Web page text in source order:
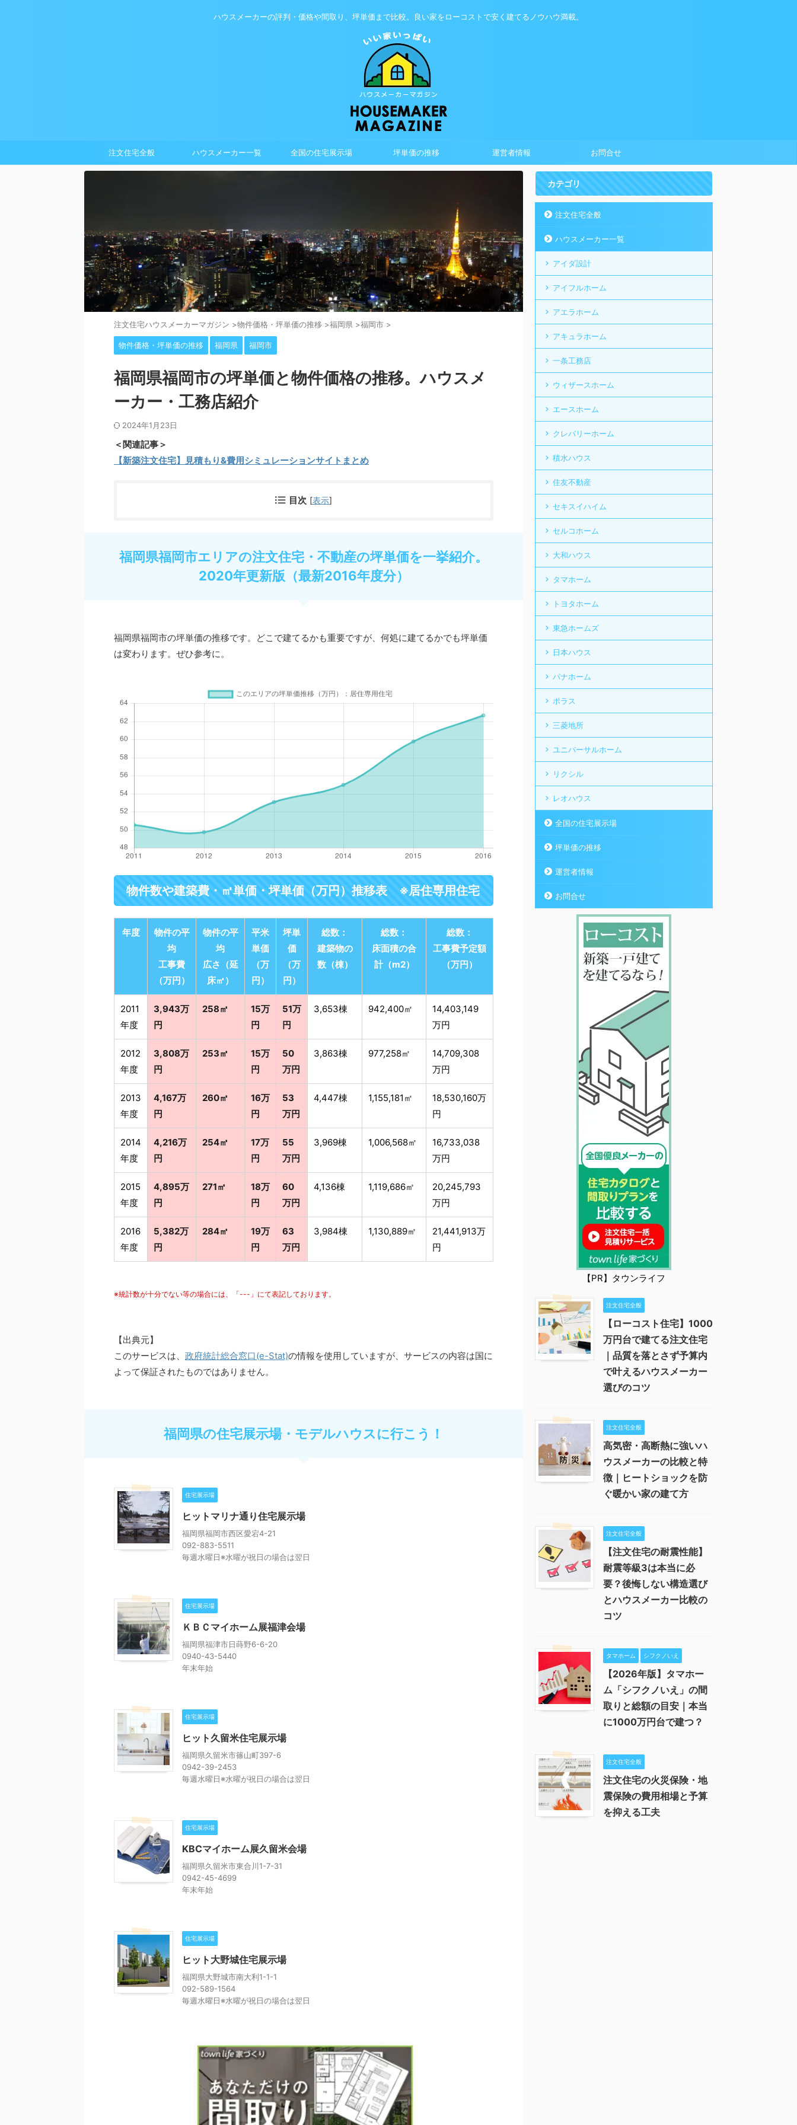
ハウスメーカーの評判・価格や間取り、坪単価まで比較。良い家をローコストで安く建てるノウハウ満載。
注文住宅全般 ハウスメーカー一覧 全国の住宅展示場 坪単価の推移 運営者情報 お問合せ
注⽂住宅ハウスメーカーマガジン >物件価格・坪単価の推移 >福岡県 >福岡市 >
物件価格・坪単価の推移 福岡県 福岡市
福岡県福岡市の坪単価と物件価格の推移。ハウスメ
ーカー・工務店紹介
2024年1月23日
＜関連記事＞
【新築注文住宅】見積もり&費用シミュレーションサイトまとめ
目次 [表示]
福岡県福岡市エリアの注文住宅・不動産の坪単価を一挙紹介。
2020年更新版（最新2016年度分）
福岡県福岡市の坪単価の推移です。どこで建てるかも重要ですが、何処に建てるかでも坪単価
は変わります。ぜひ参考に。
物件数や建築費・㎡単価・坪単価（万円）推移表 ※居住専用住宅
年度
物件の平
均
工事費
（万円）
物件の平
均
広さ（延
床㎡）
平米
単価
（万
円）
坪単
価
（万
円）
総数：
建築物の
数（棟）
総数：
床面積の合
計（m2）
総数：
工事費予定額
（万円）
2011
年度
3,943万
円
258㎡
15万
円
51万
円
3,653棟 942,400㎡
14,403,149
万円
2012
年度
3,808万
円
253㎡
15万
円
50
万円
3,863棟 977,258㎡
14,709,308
万円
2013
年度
4,167万
円
260㎡
16万
円
53
万円
4,447棟 1,155,181㎡
18,530,160万
円
2014
年度
4,216万
円
254㎡
17万
円
55
万円
3,969棟 1,006,568㎡
16,733,038
万円
2015
年度
4,895万
円
271㎡
18万
円
60
万円
4,136棟 1,119,686㎡
20,245,793
万円
2016
年度
5,382万
円
284㎡
19万
円
63
万円
3,984棟 1,130,889㎡
21,441,913万
円
※統計数が十分でない等の場合には、「---」にて表記しております。
【出典元】
このサービスは、 政府統計総合窓口(e-Stat)の情報を使用していますが、サービスの内容は国に
よって保証されたものではありません。
福岡県の住宅展示場・モデルハウスに行こう！
住宅展示場
ヒットマリナ通り住宅展示場
福岡県福岡市西区愛宕4-21
092-883-5511
毎週水曜日※水曜が祝日の場合は翌日
住宅展示場
ＫＢＣマイホーム展福津会場
福岡県福津市日蒔野6-6-20
0940-43-5440
年末年始
住宅展示場
ヒット久留米住宅展示場
福岡県久留米市篠山町397-6
0942-39-2453
毎週水曜日※水曜が祝日の場合は翌日
住宅展示場
KBCマイホーム展久留米会場
福岡県久留米市東合川1-7-31
0942-45-4699
年末年始
住宅展示場
ヒット大野城住宅展示場
福岡県大野城市南大利1-1-1
092-589-1564
毎週水曜日※水曜が祝日の場合は翌日
カテゴリ
注文住宅全般
ハウスメーカー一覧
アイダ設計
アイフルホーム
アエラホーム
アキュラホーム
一条工務店
ウィザースホーム
エースホーム
クレバリーホーム
積水ハウス
住友不動産
セキスイハイム
セルコホーム
大和ハウス
タマホーム
トヨタホーム
東急ホームズ
日本ハウス
パナホーム
ポラス
三菱地所
ユニバーサルホーム
リクシル
レオハウス
全国の住宅展示場
坪単価の推移
運営者情報
お問合せ
【PR】タウンライフ
注文住宅全般
【ローコスト住宅】1000
万円台で建てる注文住宅
｜品質を落とさず予算内
で叶えるハウスメーカー
選びのコツ
注文住宅全般
高気密・高断熱に強いハ
ウスメーカーの比較と特
徴｜ヒートショックを防
ぐ暖かい家の建て方
注文住宅全般
【注文住宅の耐震性能】
耐震等級3は本当に必
要？後悔しない構造選び
とハウスメーカー比較の
コツ
タマホーム シフクノいえ
【2026年版】タマホー
ム「シフクノいえ」の間
取りと総額の目安｜本当
に1000万円台で建つ？
注文住宅全般
注文住宅の火災保険・地
震保険の費用相場と予算
を抑える工夫